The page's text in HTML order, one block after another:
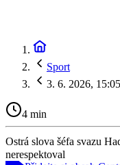
Sport
3. 6. 2026, 15:05
4 min
Ostrá slova šéfa svazu
nerespektoval